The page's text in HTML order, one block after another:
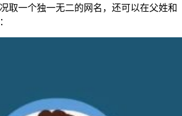
取一个独一无二的网名，还可以在父姓和